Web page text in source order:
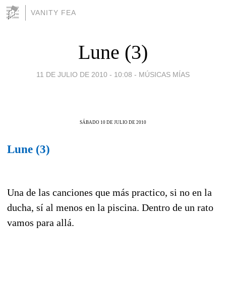
VANITY FEA
Lune (3)
11 DE JULIO DE 2010 - 10:08 - MÚSICAS MÍAS
SÁBADO 10 DE JULIO DE 2010
Lune (3)
Una de las canciones que más practico, si no en la
ducha, sí al menos en la piscina. Dentro de un rato
vamos para allá.